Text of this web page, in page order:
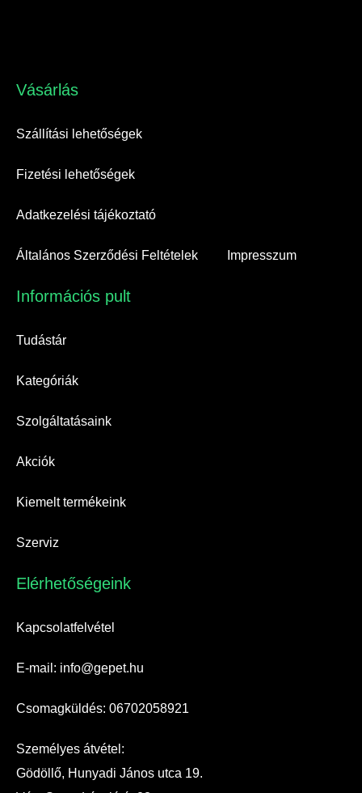
Vásárlás​
Szállítási lehetőségek
Fizetési lehetőségek
Adatkezelési tájékoztató
Általános Szerződési Feltételek Impresszum
Információs pult​
Tudástár
Kategóriák
Szolgáltatásaink
Akciók
Kiemelt termékeink
Szerviz
Elérhetőségeink​
Kapcsolatfelvétel
E-mail: info@gepet.hu
Csomagküldés: 06702058921
Személyes átvétel:
Gödöllő, Hunyadi János utca 19.